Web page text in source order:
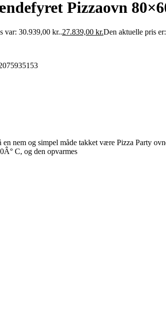
Pizzaovn
var: 30.939,00 kr..27.839,00 kr.Den aktuelle pris
nem og simpel måde takket være Pizza Party
C, og den opvarmes